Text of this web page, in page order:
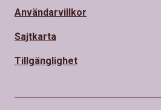
Användarvillkor
Sajtkarta
Tillgänglighet